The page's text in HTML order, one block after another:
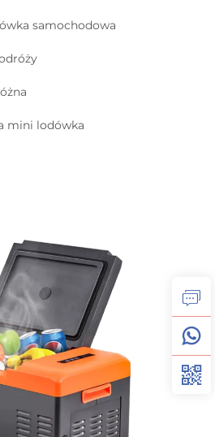
samochodowa
mini lodówka